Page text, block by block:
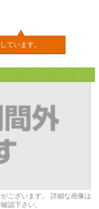
ています。
ございます。 詳細な画像は
認下さい。